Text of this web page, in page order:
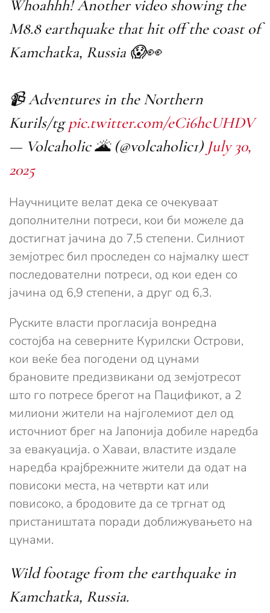
Whoahhh! Another video showing the
M8.8 earthquake that hit off the coast of
Kamchatka, Russia 😱👀
📹 Adventures in the Northern
Kurils/tgpic.twitter.com/eCi6hcUHDV
— Volcaholic 🌋 (@volcaholic1) July 30,
2025
Научниците велат дека се очекуваат
дополнителни потреси, кои би можеле да
достигнат јачина до 7,5 степени. Силниот
земјотрес бил проследен со најмалку шест
последователни потреси, од кои еден со
јачина од 6,9 степени, а друг од 6,3.
Руските власти прогласија вонредна
состојба на северните Курилски Острови,
кои веќе беа погодени од цунами
брановите предизвикани од земјотресот
што го потресе брегот на Пацификот, а 2
милиони жители на најголемиот дел од
источниот брег на Јапонија добиле наредба
за евакуација. о Хаваи, властите издале
наредба крајбрежните жители да одат на
повисоки места, на четврти кат или
повисоко, а бродовите да се тргнат од
пристаништата поради доближувањето на
цунами.
Wild footage from the earthquake in
Kamchatka, Russia.